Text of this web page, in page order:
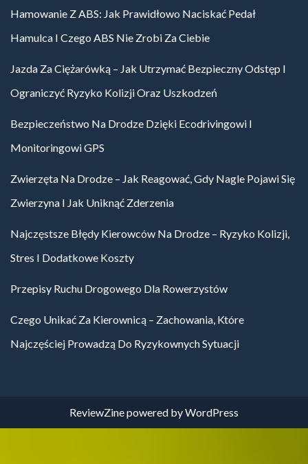
Hamowanie Z ABS: Jak Prawidłowo Naciskać Pedał
Hamulca I Czego ABS Nie Zrobi Za Ciebie
Jazda Za Ciężarówką – Jak Utrzymać Bezpieczny Odstęp I
Ograniczyć Ryzyko Kolizji Oraz Uszkodzeń
Bezpieczeństwo Na Drodze Dzięki Ecodrivingowi I
Monitoringowi GPS
Zwierzęta Na Drodze – Jak Reagować, Gdy Nagle Pojawi Się
Zwierzyna I Jak Uniknąć Zderzenia
Najczęstsze Błędy Kierowców Na Drodze – Ryzyko Kolizji,
Stres I Dodatkowe Koszty
Przepisy Ruchu Drogowego Dla Rowerzystów
Czego Unikać Za Kierownicą – Zachowania, Które
Najczęściej Prowadzą Do Ryzykownych Sytuacji
ReviewZinepowered byWordPress